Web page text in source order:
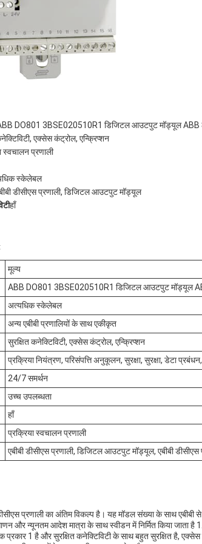
DO801 3BSE020510R1 डिजिटल आउटपुट मॉड्यूल
एक्सेस कंट्रोल, एन्क्रिप्शन
स्वचालन प्रणाली
स्केलेबल
डीसीएस प्रणाली, डिजिटल आउटपुट मॉड्यूल
हाँ
मूल्य
ABB DO801 3BSE020510R1 डिजिटल आउटपुट मॉड्यूल
अत्यधिक स्केलेबल
अन्य एबीबी प्रणालियों के साथ एकीकृत
सुरक्षित कनेक्टिविटी, एक्सेस कंट्रोल, एन्क्रिप्शन
प्रक्रिया नियंत्रण, परिसंपत्ति अनुकूलन, सुरक्षा, सुरक्षा, डेटा
24/7 समर्थन
उच्च उपलब्धता
हाँ
प्रक्रिया स्वचालन प्रणाली
एबीबी डीसीएस प्रणाली, डिजिटल आउटपुट मॉड्यूल, एबीबी डीसीएस
प्रणाली का अंतिम विकल्प है। यह मॉडल संख्या के साथ एबीबी
और न्यूनतम आदेश मात्रा के साथ स्वीडन में निर्मित किया जाता है
1 है और सुरक्षित कनेक्टिविटी के साथ बहुत सुरक्षित है,